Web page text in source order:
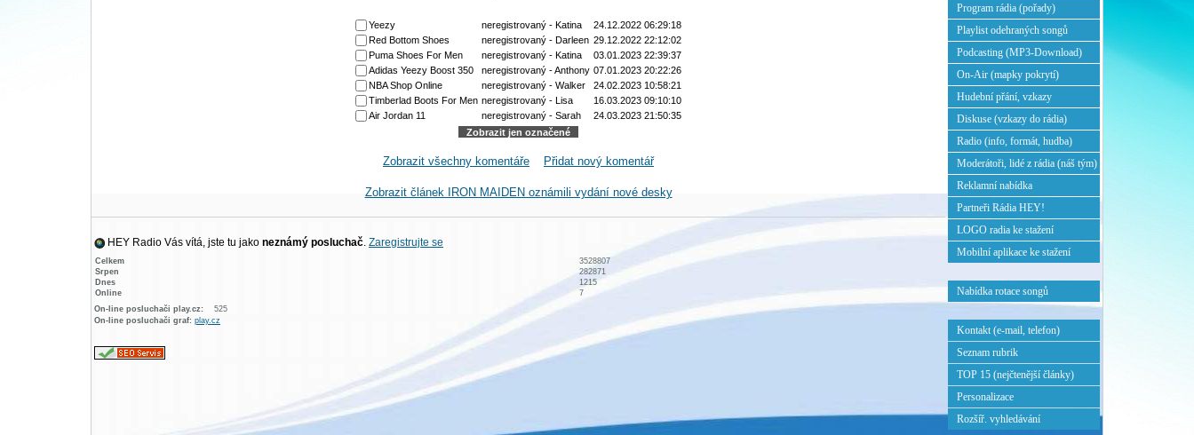
Yeezy neregistrovaný - Katina
24.12.2022 06:29:18
Red Bottom Shoes
neregistrovaný - Darleen 29.12.2022 22:12:02
Puma Shoes For Men
neregistrovaný - Katina
03.01.2023 22:39:37
Adidas Yeezy Boost 350
neregistrovaný - Anthony 07.01.2023 20:22:26
NBA Shop Online
neregistrovaný - Walker
24.02.2023 10:58:21
Timberlad Boots For Men neregistrovaný - Lisa
16.03.2023 09:10:10
Air Jordan 11
neregistrovaný - Sarah 24.03.2023 21:50:35
Zobrazit všechny komentáře Přidat nový komentář
Zobrazit článek IRON MAIDEN oznámili vydání nové desky
HEY Radio Vás vítá, jste tu jako neznámý posluchač. Zaregistrujte se
Celkem
3528807
Srpen
282871
Dnes
1215
Online
7
On-line posluchači play.cz:
525
On-line posluchači graf: play.cz
Program rádia (pořady)
Playlist odehraných songů
Podcasting (MP3-Download)
On-Air (mapky pokrytí)
Hudební přání, vzkazy
Diskuse (vzkazy do rádia)
Radio (info, formát, hudba)
Moderátoři, lidé z rádia (náš tým)
Reklamní nabídka
Partneři Rádia HEY!
LOGO radia ke stažení
Mobilní aplikace ke stažení
Nabídka rotace songů
Kontakt (e-mail, telefon)
Seznam rubrik
TOP 15 (nejčtenější články)
Personalizace
Rozšíř. vyhledávání